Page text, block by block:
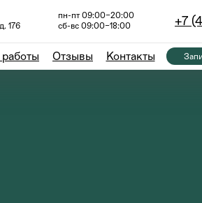
176
+7
пн-пт 09:00–20:00
сб-вс 09:00–18:00
Отзывы Контакты